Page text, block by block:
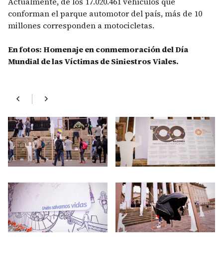
conforman el parque automotor del país, más de 10
millones corresponden a motocicletas.
En fotos: Homenaje en conmemoración del Día
Mundial de las Víctimas de Siniestros Viales.
chevron_left chevron_right